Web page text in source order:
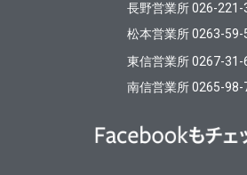
長野営業所 026-221-
松本営業所 0263-59-
東信営業所 0267-31-
南信営業所 0265-98-